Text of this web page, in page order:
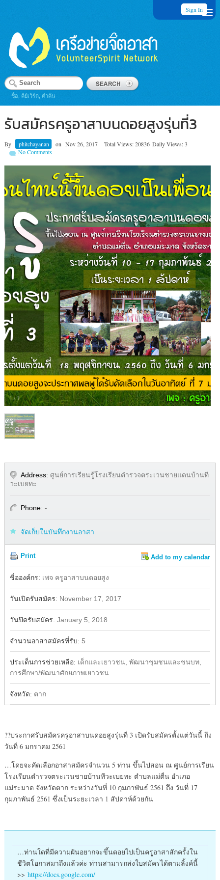
Sign In
ชื่อ, คีย์เวิร์ด, คำค้น
รับสมัครครูอาสาบนดอยสูงรุ่นที่3
By phitchayanan on Nov 26, 2017 Total Views: 20836 Daily Views: 3
No Comments
1/1
Address: ศูนย์การเรียนรู้โรงเรียนตำรวจตระเวนชายแดนบ้านที
วะเบยทะ
Phone: -
จัดเก็บในบันทึกงานอาสา
Print Add to my calendar
Facebook
ชื่อองค์กร: เพจ ครูอาสาบนดอยสูง
วันเปิดรับสมัคร: November 17, 2017
วันปิดรับสมัคร: January 5, 2018
จำนวนอาสาสมัครที่รับ: 5
ประเด็นการช่วยเหลือ: เด็กและเยาวชน, พัฒนาชุมชนและชนบท,
การศึกษา/พัฒนาศักยภาพเยาวชน
จังหวัด: ตาก
??ประกาศรับสมัครครูอาสาบนดอยสูงรุ่นที่ 3 เปิดรับสมัครตั้งแต่วันนี้ ถึง
วันที่ 6 มกราคม 2561
…โดยจะคัดเลือกอาสาสมัครจำนวน 5 ท่าน ขึ้นไปสอน ณ ศูนย์การเรียน
โรงเรียนตำรวจตระเวนชายบ้านทีวะเบยทะ ตำบลแม่ตื่น อำเภอ
แม่ระมาด จังหวัดตาก ระหว่างวันที่ 10 กุมภาพันธ์ 2561 ถึง วันที่ 17
กุมภาพันธ์ 2561 ซึ่งเป็นระยะเวลา 1 สัปดาห์ด้วยกัน
…ท่านใดที่มีความฝันอยากจะขึ้นดอยไปเป็นครูอาสาสักครั้งใน
ชีวิตโอกาสมาถึงแล้วค่ะ ท่านสามารถส่งใบสมัครได้ตามลิ้งค์นี้
>> https://docs.google.com/